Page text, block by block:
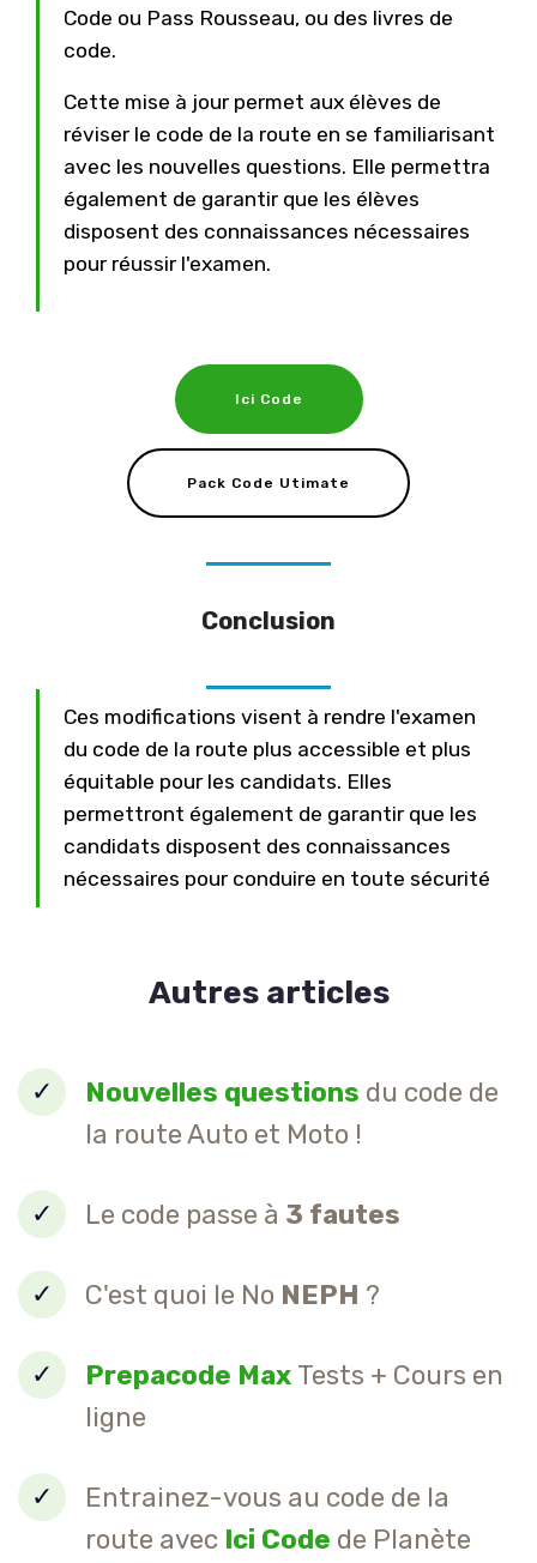
Code ou Pass Rousseau, ou des livres de
code.
Cette mise à jour permet aux élèves de
réviser le code de la route en se familiarisant
avec les nouvelles questions. Elle permettra
également de garantir que les élèves
disposent des connaissances nécessaires
pour réussir l'examen.
Ici Code
Pack Code Utimate
Conclusion
Ces modifications visent à rendre l'examen
du code de la route plus accessible et plus
équitable pour les candidats. Elles
permettront également de garantir que les
candidats disposent des connaissances
nécessaires pour conduire en toute sécurité
Autres articles
Nouvelles questions du code de
la route Auto et Moto !
Le code passe à 3 fautes
C'est quoi le No NEPH ?
Prepacode Max Tests + Cours en
ligne
Entrainez-vous au code de la
route avec Ici Code de Planète